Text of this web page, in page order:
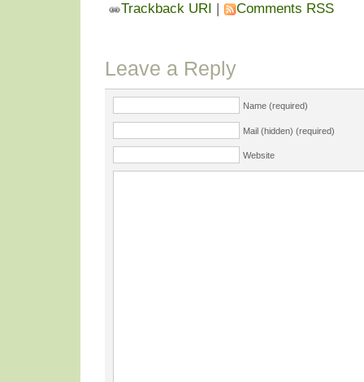
Trackback URI | Comments RSS
Leave a Reply
Name (required)
Mail (hidden) (required)
Website